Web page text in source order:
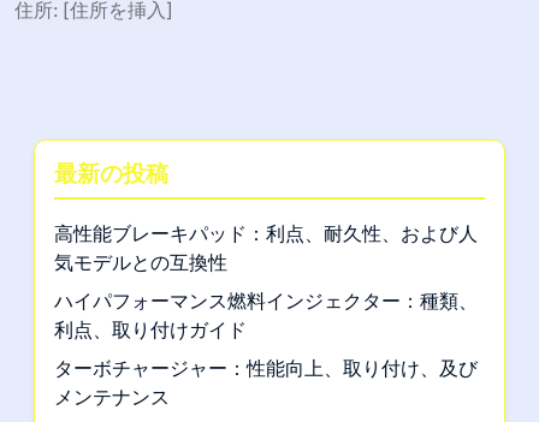
住所: [住所を挿入]
最新の投稿
高性能ブレーキパッド：利点、耐久性、および人
気モデルとの互換性
ハイパフォーマンス燃料インジェクター：種類、
利点、取り付けガイド
ターボチャージャー：性能向上、取り付け、及び
メンテナンス